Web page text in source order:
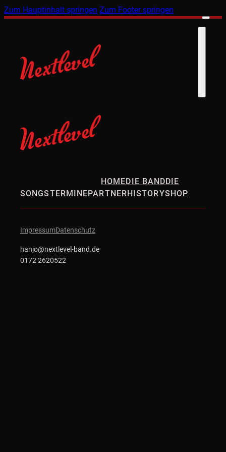
Zum Hauptinhalt springen Zum Footer springen
HOMEDIE BANDDIE
SONGSTERMINEPARTNERHISTORYSHOP
ImpressumDatenschutz
hanjo@nextlevel-band.de
0172 2620522